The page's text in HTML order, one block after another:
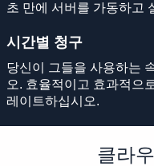
초 만에 서버를 가동하고
시간별 청구
당신이 그들을 사용하는
오. 효율적이고 효과적으
레이트하십시오.
클라